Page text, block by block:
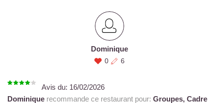
Dominique
0 6
Avis du: 16/02/2026
Dominique recommande ce restaurant pour: Groupes, Cadre